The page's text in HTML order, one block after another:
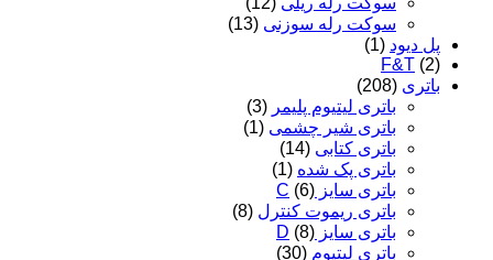
سوکت رله سوزنی (13)
پل دیود (1)
F&T (2)
باتری (208)
باتری لیتیوم پلیمر (3)
باتری شیر چشمی (1)
باتری کتابی (14)
باتری پک شده (1)
باتری سایز C (6)
باتری ریموت کنترل (8)
باتری سایز D (8)
باتری لیتیوم (30)